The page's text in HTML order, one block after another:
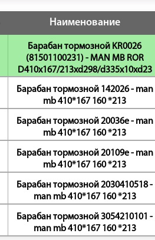
Наименование
Барабан тормозной KR0026
(81501100231) - MAN MB ROR
D410x167/213xd298/d335x10xd23
Барабан тормозной 142026 - man
mb 410*167 160 *213
Барабан тормозной 20036e - man
mb 410*167 160 *213
Барабан тормозной 20109e - man
mb 410*167 160 *213
Барабан тормозной 2030410518 -
man mb 410*167 160 *213
Барабан тормозной 3054210101 -
man mb 410*167 160 *213